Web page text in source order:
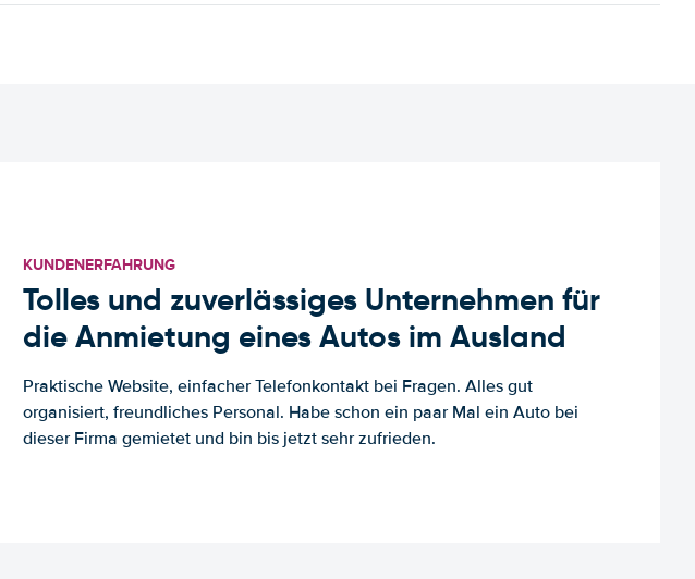
KUNDENERFAHRUNG
Tolles und zuverlässiges Unternehmen für
die Anmietung eines Autos im Ausland
Praktische Website, einfacher Telefonkontakt bei Fragen. Alles gut
organisiert, freundliches Personal. Habe schon ein paar Mal ein Auto bei
dieser Firma gemietet und bin bis jetzt sehr zufrieden.